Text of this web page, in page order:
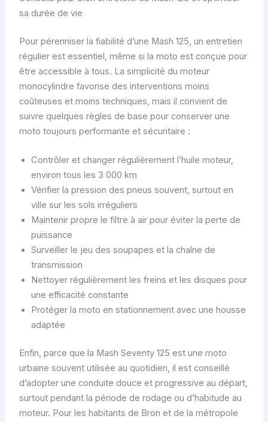
sa durée de vie
Pour pérenniser la fiabilité d’une Mash 125, un entretien
régulier est essentiel, même si la moto est conçue pour
être accessible à tous. La simplicité du moteur
monocylindre favorise des interventions moins
coûteuses et moins techniques, mais il convient de
suivre quelques règles de base pour conserver une
moto toujours performante et sécuritaire :
Contrôler et changer régulièrement l’huile moteur,
environ tous les 3 000 km
Vérifier la pression des pneus souvent, surtout en
ville sur les sols irréguliers
Maintenir propre le filtre à air pour éviter la perte de
puissance
Surveiller le jeu des soupapes et la chaîne de
transmission
Nettoyer régulièrement les freins et les disques pour
une efficacité constante
Protéger la moto en stationnement avec une housse
adaptée
Enfin, parce que la Mash Seventy 125 est une moto
urbaine souvent utilisée au quotidien, il est conseillé
d’adopter une conduite douce et progressive au départ,
surtout pendant la période de rodage ou d’habitude au
moteur. Pour les habitants de Bron et de la métropole